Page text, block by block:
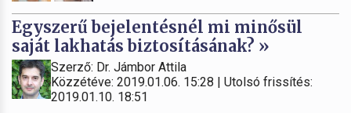
Egyszerű bejelentésnél mi minősül
saját lakhatás biztosításának? »
Szerző: Dr. Jámbor Attila
Közzétéve: 2019.01.06. 15:28 | Utolsó frissítés:
2019.01.10. 18:51